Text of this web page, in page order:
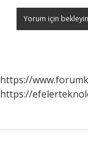
https://
https://